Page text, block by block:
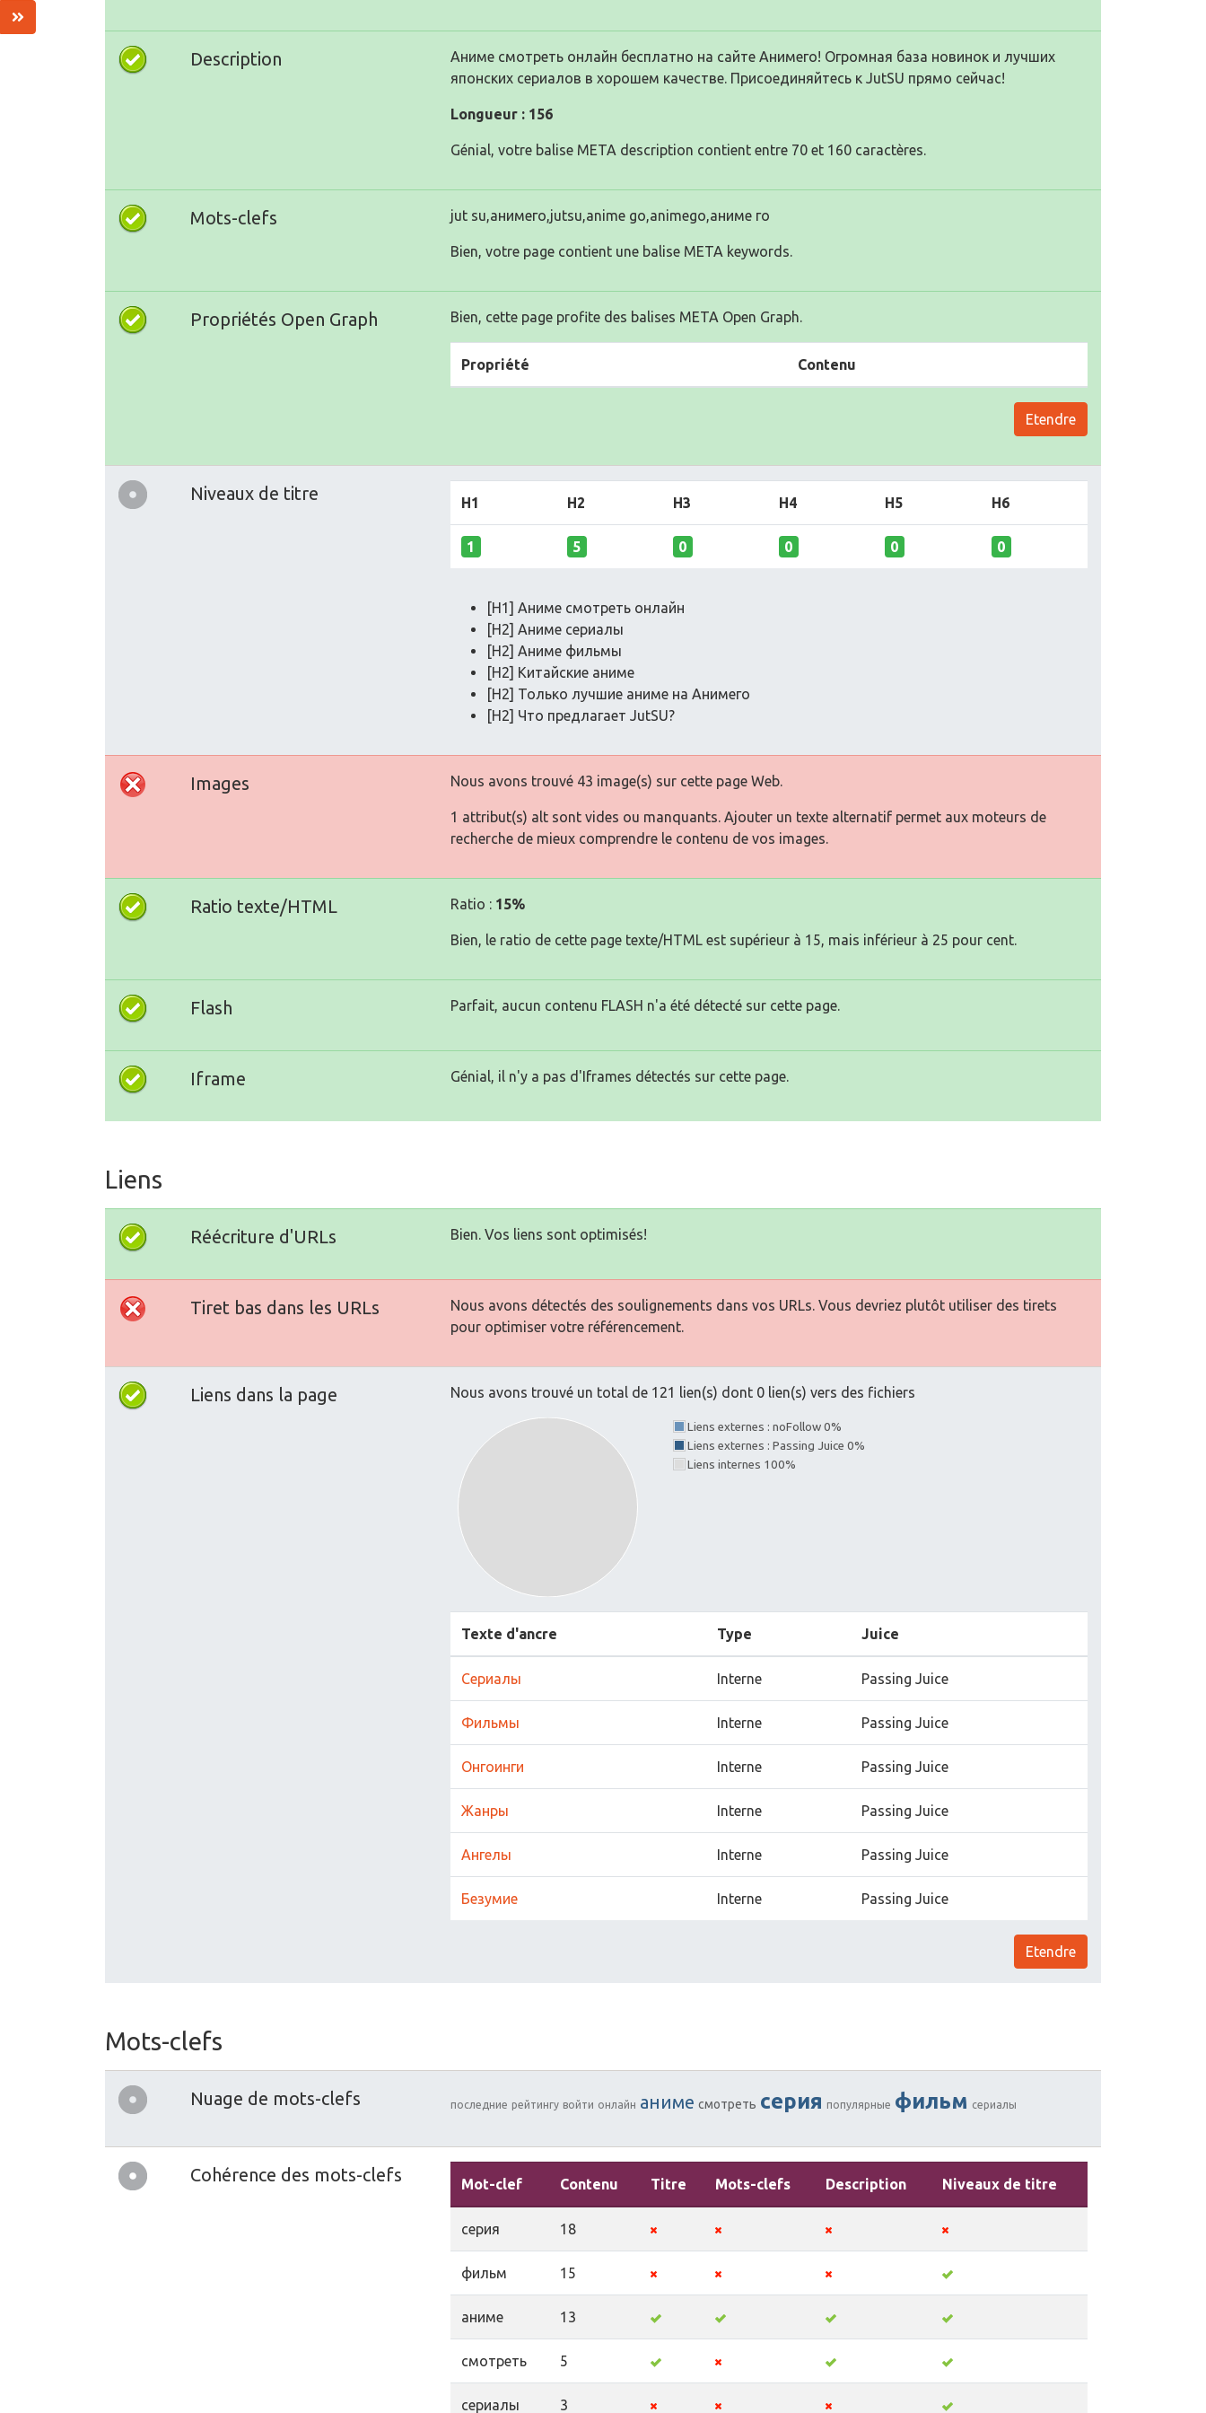
Description
Аниме смотреть онлайн бесплатно на сайте Анимего! Огромная база новинок и лучших
японских сериалов в хорошем качестве. Присоединяйтесь к JutSU прямо сейчас!
Longueur : 156
Génial, votre balise META description contient entre 70 et 160 caractères.
Mots-clefs jut su,анимего,jutsu,anime go,animego,аниме го
Bien, votre page contient une balise META keywords.
Propriétés Open Graph Bien, cette page profite des balises META Open Graph.
Propriété Contenu
Etendre
Niveaux de titre H1 H2 H3 H4 H5 H6
1 5 0 0 0 0
[H1] Аниме смотреть онлайн
[H2] Аниме сериалы
[H2] Аниме фильмы
[H2] Китайские аниме
[H2] Только лучшие аниме на Анимего
[H2] Что предлагает JutSU?
Images Nous avons trouvé 43 image(s) sur cette page Web.
1 attribut(s) alt sont vides ou manquants. Ajouter un texte alternatif permet aux moteurs de
recherche de mieux comprendre le contenu de vos images.
Ratio texte/HTML Ratio : 15%
Bien, le ratio de cette page texte/HTML est supérieur à 15, mais inférieur à 25 pour cent.
Flash Parfait, aucun contenu FLASH n'a été détecté sur cette page.
Iframe Génial, il n'y a pas d'Iframes détectés sur cette page.
Liens
Réécriture d'URLs Bien. Vos liens sont optimisés!
Tiret bas dans les URLs
Nous avons détectés des soulignements dans vos URLs. Vous devriez plutôt utiliser des tirets
pour optimiser votre référencement.
Liens dans la page Nous avons trouvé un total de 121 lien(s) dont 0 lien(s) vers des fichiers
Liens externes : noFollow 0%
Liens externes : Passing Juice 0%
Liens internes 100%
Texte d'ancre Type Juice
Сериалы Interne Passing Juice
Фильмы Interne Passing Juice
Онгоинги Interne Passing Juice
Жанры Interne Passing Juice
Ангелы Interne Passing Juice
Безумие Interne Passing Juice
Etendre
Mots-clefs
Nuage de mots-clefs последние рейтингу войти онлайн аниме смотреть серия популярные фильм сериалы
Cohérence des mots-clefs Mot-clef Contenu Titre Mots-clefs Description Niveaux de titre
серия 18
фильм 15
аниме 13
смотреть 5
сериалы 3